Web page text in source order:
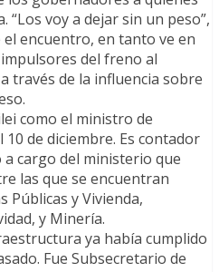
voy a dejar sin un peso”,
encuentro, en tanto ve en
del freno al
través de la influencia sobre
como el ministro de
de diciembre. Es contador
cargo del ministerio que
las que se encuentran
Públicas y Vivienda,
y Minería.
ya había cumplido
Fue Subsecretario de